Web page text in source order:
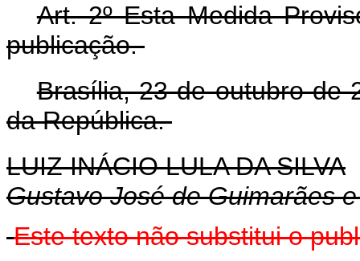
Art. 2º Esta Medida
publicação.
Brasília, 23 de outubro de
da República.
LUIZ INÁCIO LULA DA SILVA
Gustavo José de Guimarães
Este texto não substitui o